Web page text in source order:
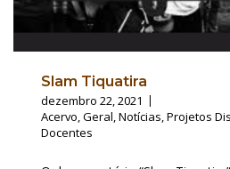
Slam Tiquatira
dezembro 22, 2021
Acervo,Geral,Notícias,Projetos
Docentes